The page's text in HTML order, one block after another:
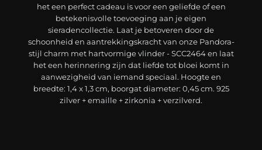
het een perfect cadeau is voor een geliefde of een
betekenisvolle toevoeging aan je eigen
sieradencollectie. Laat je betoveren door de
schoonheid en aantrekkingskracht van onze Pandora-
stijl charm met hartvormige vlinder - SCC2464 en laat
het een herinnering zijn dat liefde tot bloei komt in
aanwezigheid van iemand speciaal. Hoogte en
breedte: 1,4 x 1,3 cm, boorgat diameter: 0,45 cm. 925
zilver + emaille + zirkonia + verzilverd.